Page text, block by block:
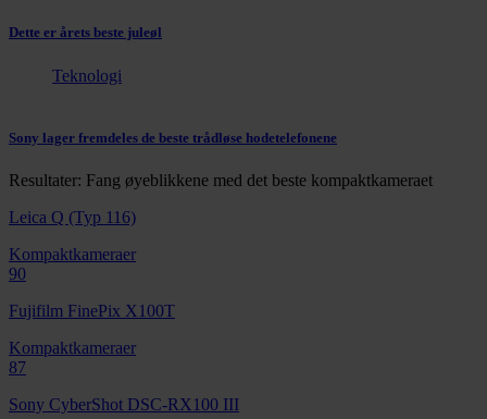
Dette er årets beste juleøl
Teknologi
Sony lager fremdeles de beste trådløse hodetelefonene
Resultater: Fang øyeblikkene med det beste kompaktkameraet
Leica Q (Typ 116)
Kompaktkameraer
90
Fujifilm FinePix X100T
Kompaktkameraer
87
Sony CyberShot DSC-RX100 III